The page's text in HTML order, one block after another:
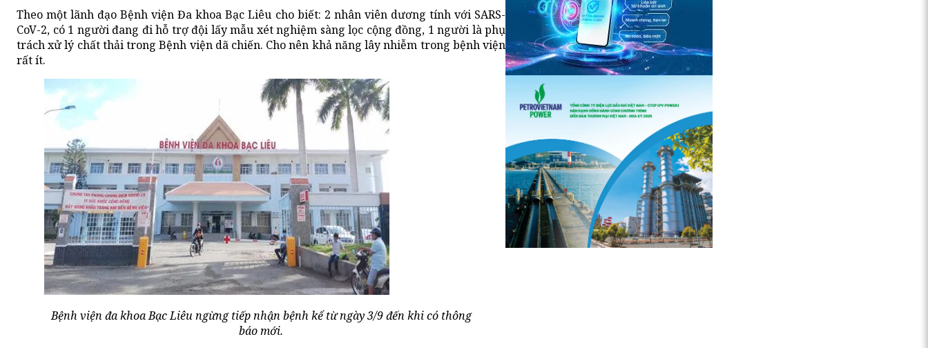
Theo một lãnh đạo Bệnh viện Đa khoa Bạc Liêu cho biết: 2 nhân viên dương tính với SARS-
CoV-2, có 1 người đang đi hỗ trợ đội lấy mẫu xét nghiệm sàng lọc cộng đồng, 1 người là phụ
trách xử lý chất thải trong Bệnh viện dã chiến. Cho nên khả năng lây nhiễm trong bệnh viện
rất ít.
Bệnh viện đa khoa Bạc Liêu ngừng tiếp nhận bệnh kể từ ngày 3/9 đến khi có thông
báo mới.